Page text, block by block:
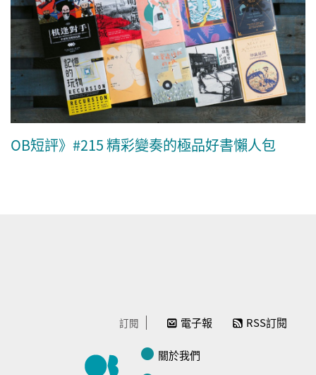
OB短評》#215 精彩變奏的極品好書懶人包
訂閱 電子報 RSS訂閱
關於我們